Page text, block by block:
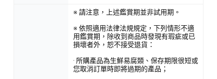
※ 請注意，上述鑑賞期並非試用期。
※ 依照適用法律法規規定，下列情形不適
用鑑賞期，除收到商品時發現有瑕疵或已
損壞者外，恕不接受退貨：
· 所購產品為生鮮易腐類、保存期限很短或
您取消訂單時即將過期的產品；